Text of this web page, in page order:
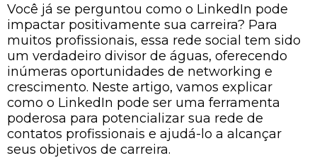
Você já se perguntou como o LinkedIn pode
impactar positivamente sua carreira? Para
muitos profissionais, essa rede social tem sido
um verdadeiro divisor de águas, oferecendo
inúmeras oportunidades de networking e
crescimento. Neste artigo, vamos explicar
como o LinkedIn pode ser uma ferramenta
poderosa para potencializar sua rede de
contatos profissionais e ajudá-lo a alcançar
seus objetivos de carreira.